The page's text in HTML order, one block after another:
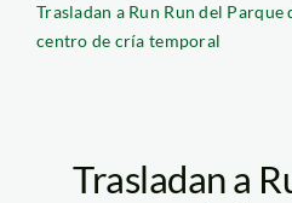
Trasladan a Run Run del Parque
centro de cría temporal
Trasladan a